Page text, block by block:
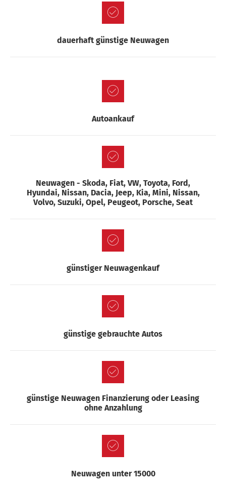
dauerhaft günstige Neuwagen
Autoankauf
Neuwagen - Skoda, Fiat, VW, Toyota, Ford,
Hyundai, Nissan, Dacia, Jeep, Kia, Mini, Nissan,
Volvo, Suzuki, Opel, Peugeot, Porsche, Seat
günstiger Neuwagenkauf
günstige gebrauchte Autos
günstige Neuwagen Finanzierung oder Leasing
ohne Anzahlung
Neuwagen unter 15000